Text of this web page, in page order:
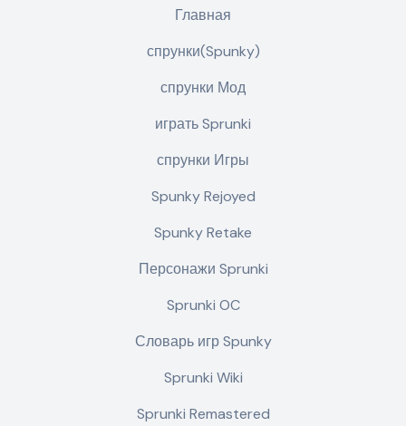
Главная
спрунки(Spunky)
спрунки Мод
играть Sprunki
спрунки Игры
Spunky Rejoyed
Spunky Retake
Персонажи Sprunki
Sprunki OC
Словарь игр Spunky
Sprunki Wiki
Sprunki Remastered